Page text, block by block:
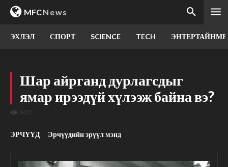
MFCNews
ЭХЛЭЛ СПОРТ SCIENCE TECH
Шар айрганд дурлагсдыг
ямар ирээдүй хүлээж байна вэ?
1477
ЭРЧҮҮД Эрчүүдийн эрүүл мэнд